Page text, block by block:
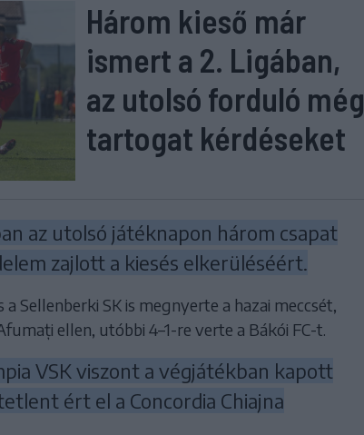
Három kieső már
ismert a 2. Ligában,
az utolsó forduló még
tartogat kérdéseket
az utolsó játéknapon három csapat
zajlott a kiesés elkerüléséért.
a Sellenberki SK is megnyerte a hazai meccsét,
ellen, utóbbi 4–1-re verte a Bákói FC-t.
VSK viszont a végjátékban kapott
ért el a Concordia Chiajna